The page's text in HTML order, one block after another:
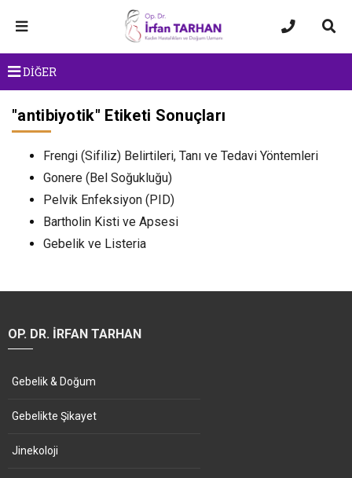
DİĞER
"antibiyotik" Etiketi Sonuçları
Frengi (Sifiliz) Belirtileri, Tanı ve Tedavi Yöntemleri
Gonere (Bel Soğukluğu)
Pelvik Enfeksiyon (PID)
Bartholin Kisti ve Apsesi
Gebelik ve Listeria
OP. DR. İRFAN TARHAN
Gebelik & Doğum
Gebelikte Şikayet
Jinekoloji